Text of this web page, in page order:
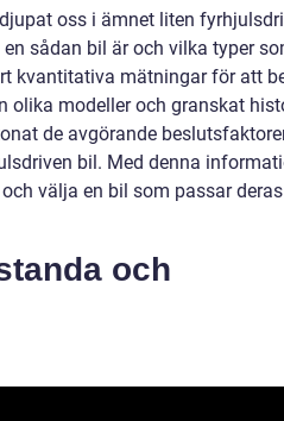
oss i ämnet liten
sådan bil är och vilka typer
kvantitativa mätningar för att
olika modeller och granskat
de avgörande
bil. Med denna
välja en bil som passar
och